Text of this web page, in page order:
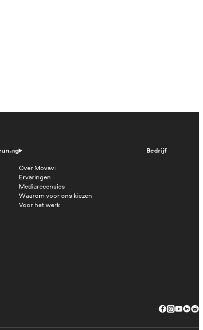
Bedrijf
Over Movavi
Ervaringen
Mediarecensies
Waarom voor ons kiezen
Voor het werk